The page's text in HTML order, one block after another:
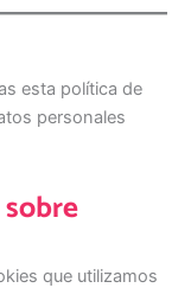
esta política de
personales
que utilizamos